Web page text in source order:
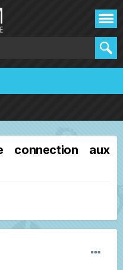
connection aux